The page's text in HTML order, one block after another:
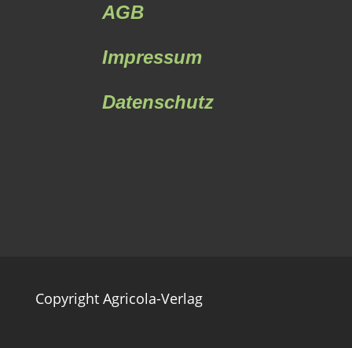
AGB
Impressum
Datenschutz
Copyright Agricola-Verlag